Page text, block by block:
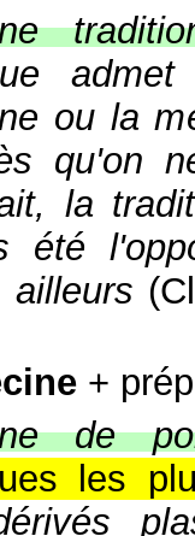
ou la
qu'on
la
été
ailleurs (
+
de
les